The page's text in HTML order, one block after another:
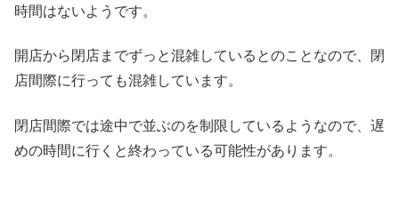
時間はないようです。
開店から閉店までずっと混雑しているとのことなので、閉
店間際に行っても混雑しています。
閉店間際では途中で並ぶのを制限しているようなので、遅
めの時間に行くと終わっている可能性があります。